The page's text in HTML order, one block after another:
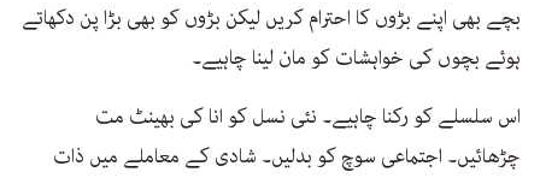
بچے بھی اپنے بڑوں کا احترام کریں لیکن بڑوں کو بھی بڑا پن دکھاتے
ہوئے بچوں کی خواہشات کو مان لینا چاہیے۔
اس سلسلے کو رکنا چاہیے۔ نئی نسل کو انا کی بھینٹ مت
چڑھائیں۔ اجتماعی سوچ کو بدلیں۔ شادی کے معاملے میں ذات